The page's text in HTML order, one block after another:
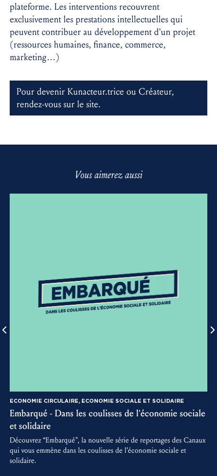
plateforme. Les interventions recouvrent
exclusivement les prestations intellectuelles qui
peuvent contribuer au développement d’un projet
(ressources humaines, finance, commerce,
marketing…)
Pour devenir Kunacteur.trice ou Créateur,
rendez-vous sur le site.
Vous aimerez aussi
ECONOMIE CIRCULAIRE, ECONOMIE SOCIALE ET SOLIDAIRE
Embarqué - Dans les coulisses de l’économie sociale
et solidaire
Découvrez “Embarqué", la nouvelle série de reportages des Canaux
qui vous emmène dans les coulisses de l’économie sociale et
solidaire.